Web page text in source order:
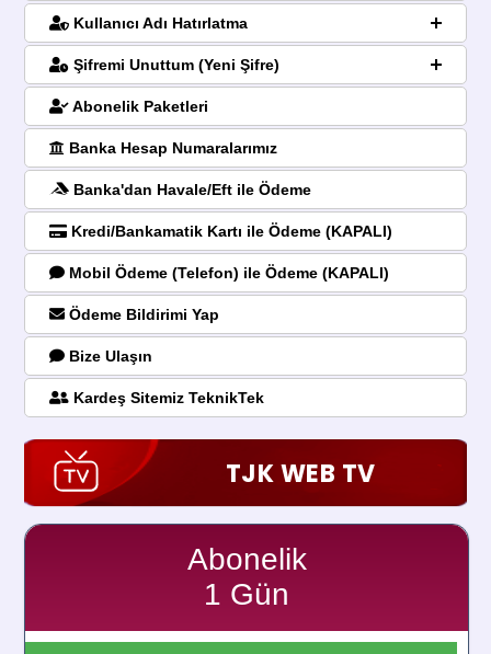
Kullanıcı Adı Hatırlatma
Şifremi Unuttum (Yeni Şifre)
Abonelik Paketleri
Banka Hesap Numaralarımız
Banka'dan Havale/Eft ile Ödeme
Kredi/Bankamatik Kartı ile Ödeme (KAPALI)
Mobil Ödeme (Telefon) ile Ödeme (KAPALI)
Ödeme Bildirimi Yap
Bize Ulaşın
Kardeş Sitemiz TeknikTek
TJK WEB TV
Abonelik
1 Gün